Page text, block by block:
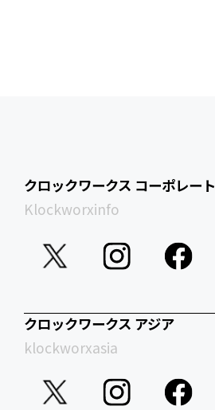
クロックワークス コーポレート
Klockworxinfo
クロックワークス アジア
klockworxasia